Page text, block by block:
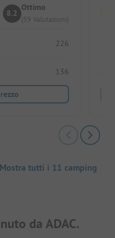
8.2
Ottimo
(59 Valutazioni)
226
136
Mostra tutti i 11 camping
da ADAC.